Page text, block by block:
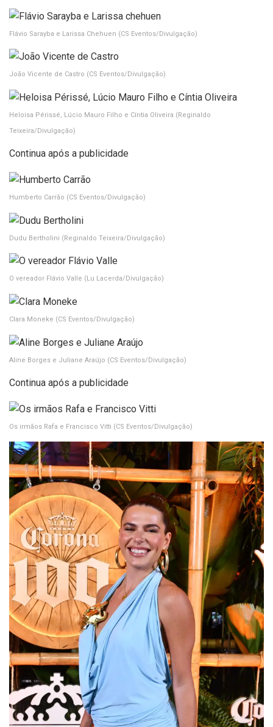
Flávio Sarayba e Larissa Chehuen (CS Eventos/Divulgação)
João Vicente de Castro (CS Eventos/Divulgação)
Heloisa Périssé, Lúcio Mauro Filho e Cíntia Oliveira (Reginaldo
Teixeira/Divulgação)
Continua após a publicidade
Humberto Carrão (CS Eventos/Divulgação)
Dudu Bertholini (Reginaldo Teixeira/Divulgação)
O vereador Flávio Valle (Lu Lacerda/Divulgação)
Clara Moneke (CS Eventos/Divulgação)
Aline Borges e Juliane Araújo (CS Eventos/Divulgação)
Continua após a publicidade
Os irmãos Rafa e Francisco Vitti (CS Eventos/Divulgação)